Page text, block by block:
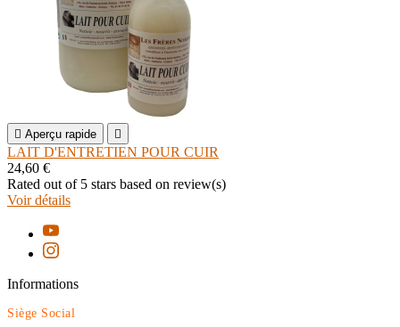
 Aperçu rapide 
LAIT D'ENTRETIEN POUR CUIR
24,60 €
Rated out of 5 stars based on review(s)
Voir détails
Informations
Siège Social